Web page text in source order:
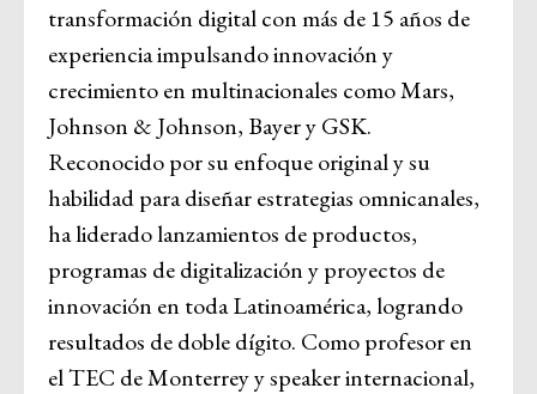
transformación digital con más de 15 años de
experiencia impulsando innovación y
crecimiento en multinacionales como Mars,
Johnson & Johnson, Bayer y GSK.
Reconocido por su enfoque original y su
habilidad para diseñar estrategias omnicanales,
ha liderado lanzamientos de productos,
programas de digitalización y proyectos de
innovación en toda Latinoamérica, logrando
resultados de doble dígito. Como profesor en
el TEC de Monterrey y speaker internacional,